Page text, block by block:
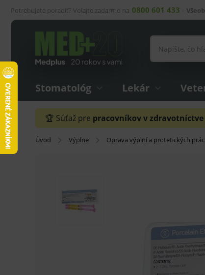
Potrebujete poradiť? Volajte zadarmo na 0800 601 433 –
Stomatológ Lekár
🏆 Súťaž pre pracovníkov v zdravotníctve
Úvod Výplne Oprava výplní a protetických prác